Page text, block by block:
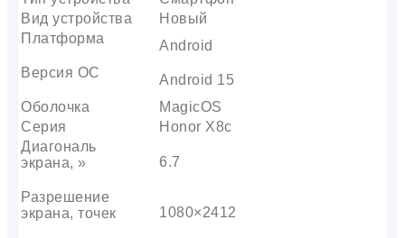
Вид устройства
Новый
Платформа
Android
Версия ОС
Android 15
Оболочка
MagicOS
Серия
Honor X8c
Диагональ
экрана, »
6.7
Разрешение
экрана, точек
1080×2412